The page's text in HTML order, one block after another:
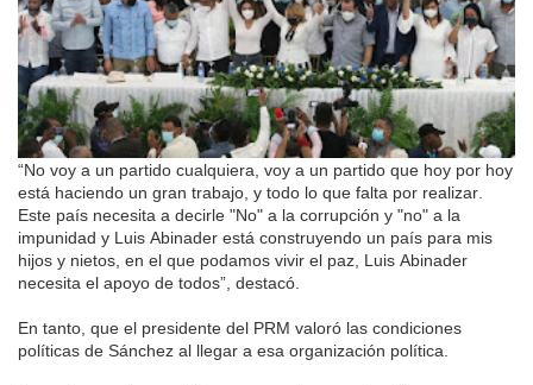
“No voy a un partido cualquiera, voy a un partido que hoy por hoy
está haciendo un gran trabajo, y todo lo que falta por realizar.
Este país necesita a decirle "No" a la corrupción y "no" a la
impunidad y Luis Abinader está construyendo un país para mis
hijos y nietos, en el que podamos vivir el paz, Luis Abinader
necesita el apoyo de todos”, destacó.
En tanto, que el presidente del PRM valoró las condiciones
políticas de Sánchez al llegar a esa organización política.